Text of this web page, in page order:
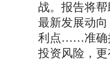
战。报告将
最新发展动
利点……准确
投资风险，